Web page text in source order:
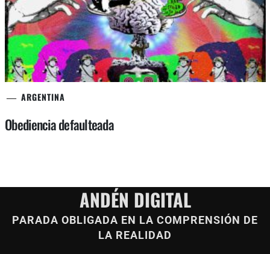
ARGENTINA
Obediencia defaulteada
ANDÉN DIGITAL
PARADA OBLIGADA EN LA COMPRENSIÓN DE
LA REALIDAD